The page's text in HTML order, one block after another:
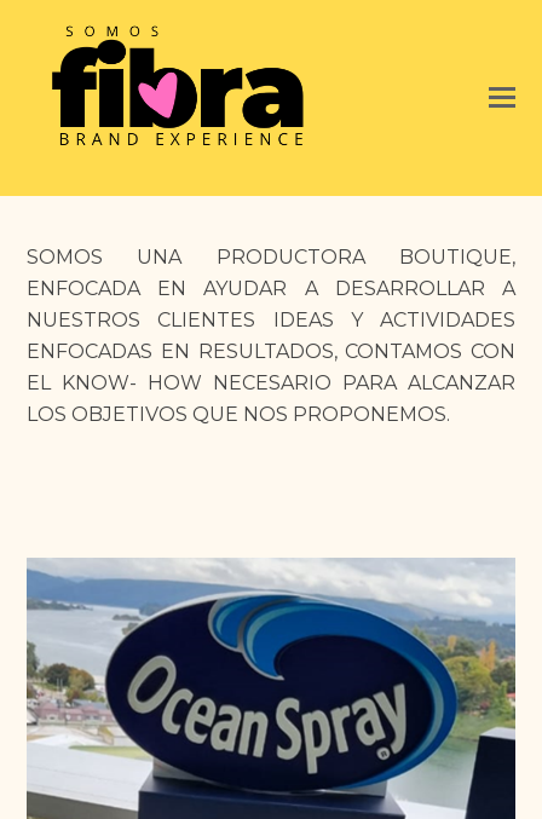
SOMOS UNA PRODUCTORA BOUTIQUE,
ENFOCADA EN AYUDAR A DESARROLLAR A
NUESTROS CLIENTES IDEAS Y ACTIVIDADES
ENFOCADAS EN RESULTADOS, CONTAMOS CON
EL KNOW- HOW NECESARIO PARA ALCANZAR
LOS OBJETIVOS QUE NOS PROPONEMOS.